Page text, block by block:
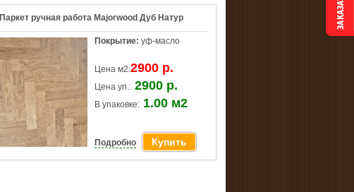
Паркет ручная работа Majorwood Дуб Натур
Покрытие: уф-масло
Цена м2:2900 р.
Цена уп.: 2900 р.
В упаковке: 1.00 м2
Подробно Купить